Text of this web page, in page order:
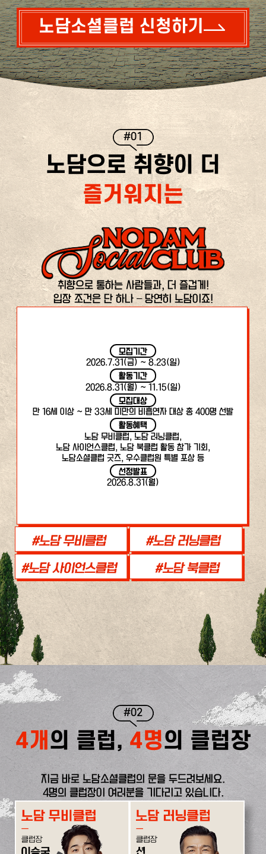
노담소셜클럽 신청하기
#01
노담으로 취향이 더
즐거워지는
취향으로 통하는 사람들과, 더 즐겁게!
입장 조건은 단 하나 – 당연히 노담이죠!
모집기간
2026.7.31(금) ~ 8.23(일)
활동기간
2026.8.31(월) ~ 11.15(일)
모집대상
만 16세 이상 ~ 만 33세 미만의 비흡연자 대상 총 400명 선발
활동혜택
노담 무비클럽, 노담 러닝클럽,
노담 사이언스클럽, 노담 북클럽 활동 참가 기회,
노담소셜클럽 굿즈, 우수클럽원 특별 포상 등
선정발표
2026.8.31(월)
#02
4개 의 클럽, 4명의 클럽장
지금 바로 노담소셜클럽의 문을 두드려보세요.
4명의 클럽장이 여러분을 기다리고 있습니다.